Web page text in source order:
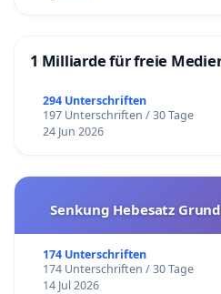
1 Milliarde für freie
294 Unterschriften
197 Unterschriften / 30 Tage
24 Jun 2026
Senkung Hebesatz
174 Unterschriften
174 Unterschriften / 30 Tage
14 Jul 2026